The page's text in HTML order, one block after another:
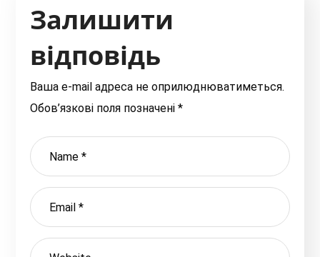
Залишити
відповідь
Ваша e-mail адреса не оприлюднюватиметься.
Обов’язкові поля позначені*